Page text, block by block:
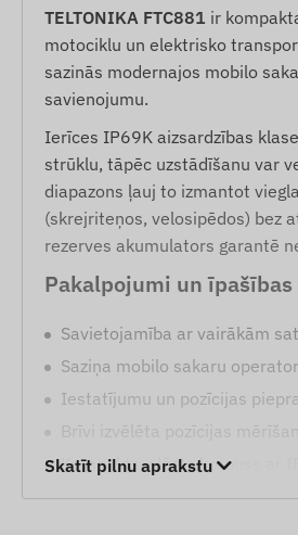
TELTONIKA FTC881 ir
motociklu un elektrisko
sazinās modernajos mobilo
savienojumu.
Ierīces IP69K aizsardzības
strūklu, tāpēc uzstādīšanu var
diapazons ļauj to izmantot
(skrejriteņos, velosipēdos) bez
rezerves akumulators garantē
Pakalpojumi un īpašības
Savietojamība ar vairākām
Saziņa mobilo sakaru
Iestatījumu un pozīcijas
Brīvi izvēlēta pozīcijas
Kompakts, slēgts korpuss ar
Iebūvēts akselerometrs un
Skatīt pilnu aprakstu